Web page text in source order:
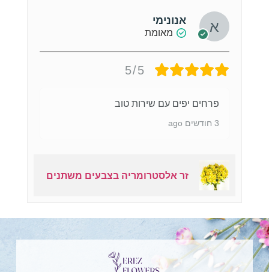
אנונימי
מאומת
5/5
פרחים יפים עם שירות טוב
זר אלסטרומריה בצבעים משתנים